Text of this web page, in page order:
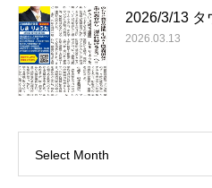
2026/3/13
2026.03.13
Select Month